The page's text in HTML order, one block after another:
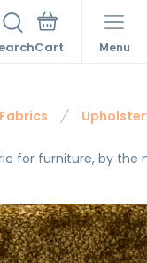
Menu
for furniture, by the